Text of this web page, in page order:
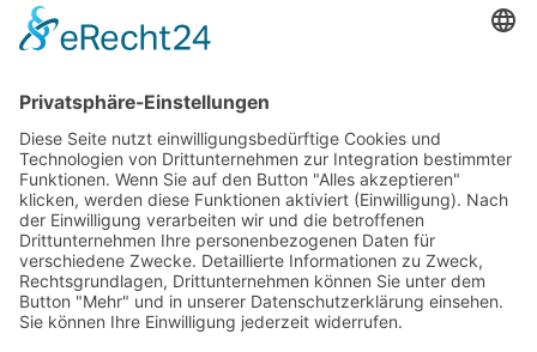
Das Projekt zur Implementierung der Einheitlichen
Ansprechstellen für Arbeitgeber gemäß § 185a SGB IX in
Hessen wird gefördert aus Mitteln des LWV Hessen
Integrationsamtes. Das Projekt wird unter Einbindung
des Hessischen Ministeriums für Arbeit, Integration,
Jugend und Soziales von der Forschungsstelle des
Bildungswerks der Hessischen Wirtschaft e. V.
durchgeführt.